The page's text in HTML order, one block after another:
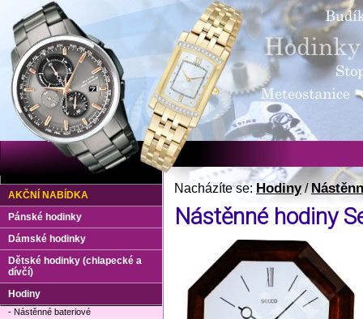
Nacházíte se:Hodiny/
Nástěnné hodiny
AKČNÍ NABÍDKA
Pánské hodinky
Dámské hodinky
Dětské hodinky (chlapecké a
dívčí)
Hodiny
- Nástěnné bateriové